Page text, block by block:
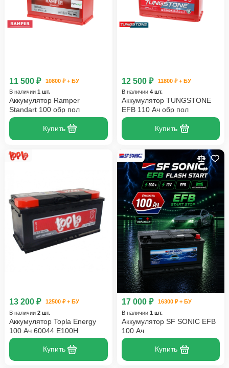
11 500 ₽
10800 ₽ + БУ
В наличии 1 шт.
Аккумулятор Ramper
Standart 100 обр пол
Купить
12 500 ₽
11800 ₽ + БУ
В наличии 4 шт.
Аккумулятор TUNGSTONE
EFB 110 Ач обр пол
Купить
13 200 ₽
12500 ₽ + БУ
В наличии 2 шт.
Аккумулятор Topla Energy
100 Ач 60044 E100H
Купить
17 000 ₽
16300 ₽ + БУ
В наличии 1 шт.
Аккумулятор SF SONIC EFB
100 Ач
Купить